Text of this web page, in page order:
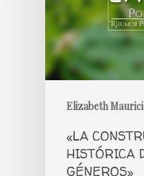
Elizabeth
«LA
HISTÓRICA
GÉNEROS»